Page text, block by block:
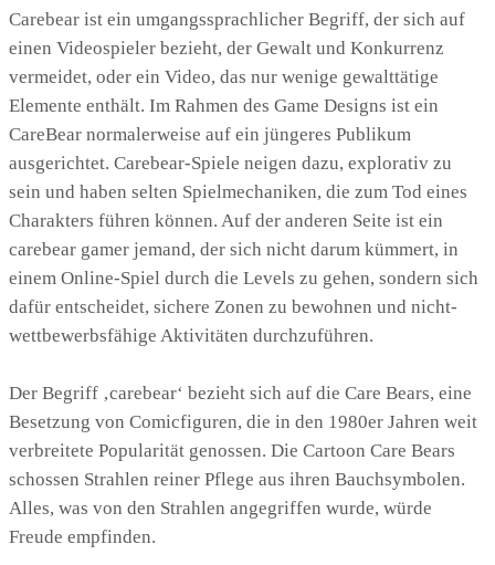
Carebear ist ein umgangssprachlicher Begriff, der sich auf
einen Videospieler bezieht, der Gewalt und Konkurrenz
vermeidet, oder ein Video, das nur wenige gewalttätige
Elemente enthält. Im Rahmen des Game Designs ist ein
CareBear normalerweise auf ein jüngeres Publikum
ausgerichtet. Carebear-Spiele neigen dazu, explorativ zu
sein und haben selten Spielmechaniken, die zum Tod eines
Charakters führen können. Auf der anderen Seite ist ein
carebear gamer jemand, der sich nicht darum kümmert, in
einem Online-Spiel durch die Levels zu gehen, sondern sich
dafür entscheidet, sichere Zonen zu bewohnen und nicht-
wettbewerbsfähige Aktivitäten durchzuführen.
Der Begriff ‚carebear‘ bezieht sich auf die Care Bears, eine
Besetzung von Comicfiguren, die in den 1980er Jahren weit
verbreitete Popularität genossen. Die Cartoon Care Bears
schossen Strahlen reiner Pflege aus ihren Bauchsymbolen.
Alles, was von den Strahlen angegriffen wurde, würde
Freude empfinden.